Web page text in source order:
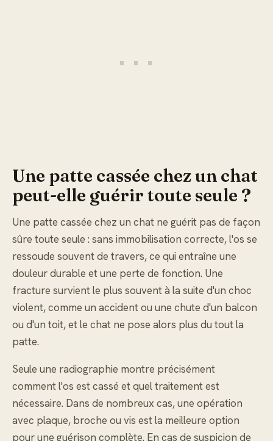
Une patte cassée chez un chat
peut-elle guérir toute seule ?
Une patte cassée chez un chat ne guérit pas de façon
sûre toute seule : sans immobilisation correcte, l'os se
ressoude souvent de travers, ce qui entraîne une
douleur durable et une perte de fonction. Une
fracture survient le plus souvent à la suite d'un choc
violent, comme un accident ou une chute d'un balcon
ou d'un toit, et le chat ne pose alors plus du tout la
patte.
Seule une radiographie montre précisément
comment l'os est cassé et quel traitement est
nécessaire. Dans de nombreux cas, une opération
avec plaque, broche ou vis est la meilleure option
pour une guérison complète. En cas de suspicion de